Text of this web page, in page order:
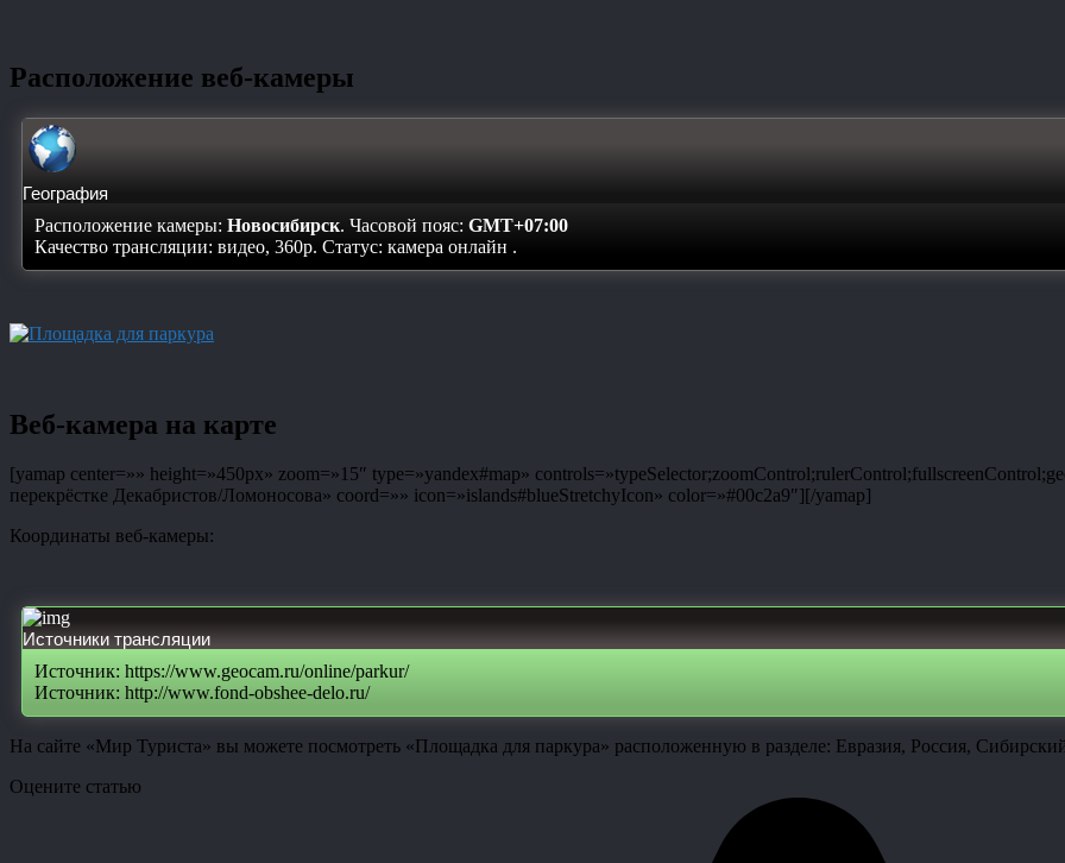
Расположение веб-камеры
География
Расположение камеры: Новосибирск. Часовой пояс: GMT+07:00
Качество трансляции: видео, 360p. Статус: камера онлайн .
Веб-камера на карте
[yamap center=»» height=»450px» zoom=»15″ type=»yandex#map»
перекрёстке Декабристов/Ломоносова» coord=»» icon=»islands#blueStretchyIcon» color=»#00c2a9″][/yamap]
Координаты веб-камеры:
Источники трансляции
Источник: https://www.geocam.ru/online/parkur/
Источник: http://www.fond-obshee-delo.ru/
На сайте «Мир Туриста» вы можете посмотреть «Площадка для паркура» расположенную в разделе: Евразия, Россия,
Оцените статью